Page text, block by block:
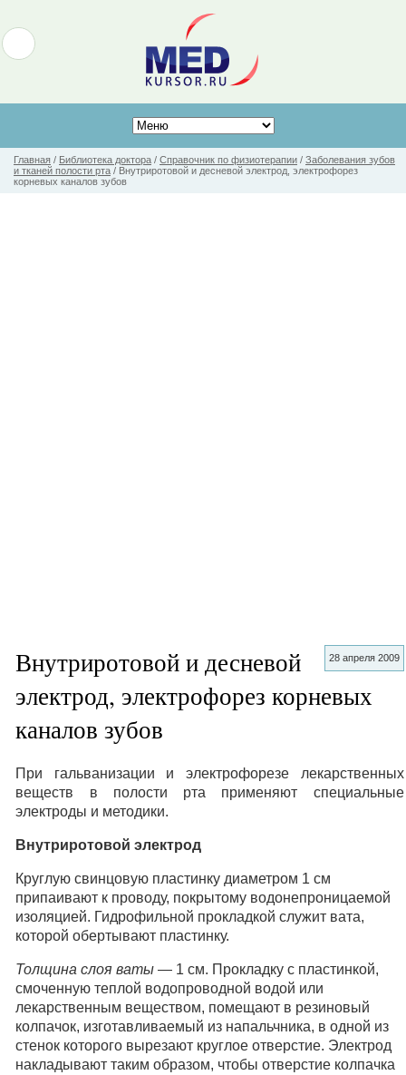
Главная / Библиотека доктора / Справочник по физиотерапии / Заболевания зубов
и тканей полости рта / Внутриротовой и десневой электрод, электрофорез
корневых каналов зубов
28 апреля 2009
Внутриротовой и десневой
электрод, электрофорез корневых
каналов зубов
При гальванизации и электрофорезе лекарственных
веществ в полости рта применяют специальные
электроды и методики.
Внутриротовой электрод
Круглую свинцовую пластинку диаметром 1 см
припаивают к проводу, покрытому водонепроницаемой
изоляцией. Гидрофильной прокладкой служит вата,
которой обертывают пластинку.
Толщина слоя ваты — 1 см. Прокладку с пластинкой,
смоченную теплой водопроводной водой или
лекарственным веществом, помещают в резиновый
колпачок, изготавливаемый из напальчника, в одной из
стенок которого вырезают круглое отверстие. Электрод
накладывают таким образом, чтобы отверстие колпачка